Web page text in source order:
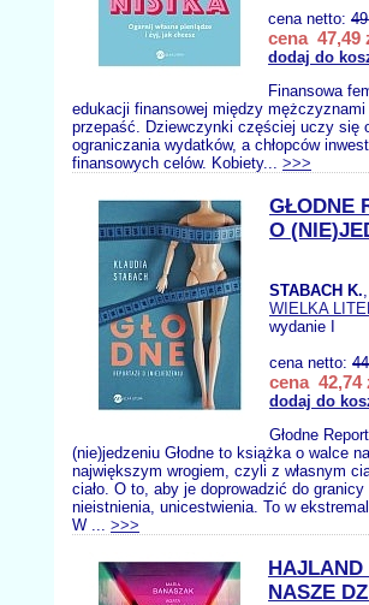
cena netto:
cena 47,49
dodaj do
Finansowa
edukacji finansowej między
przepaść. Dziew­czynki częściej uczy się
ograniczania wydatków, a chłopców
finansowych celów. Kobiety... >>>
GŁODNE
O
STABACH K.
WIELKA
wydanie I
cena netto:
cena 42,74
dodaj do
Głodne
(nie)jedzeniu Głodne to książka o walce
największym wrogiem, czyli z własnym
ciało. O to, aby je doprowadzić do
nieistnienia, unicestwienia. To w
W ... >>>
NASZE